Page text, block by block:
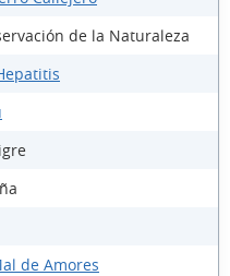
de la Naturaleza
de Amores